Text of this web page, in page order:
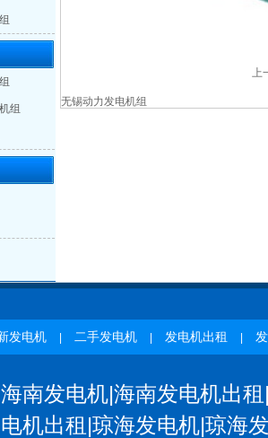
上
无锡动力发电机组
组
发电机 二手发电机 发电机出租
海南发电机|海南发电机出
电机出租|琼海发电机|琼海